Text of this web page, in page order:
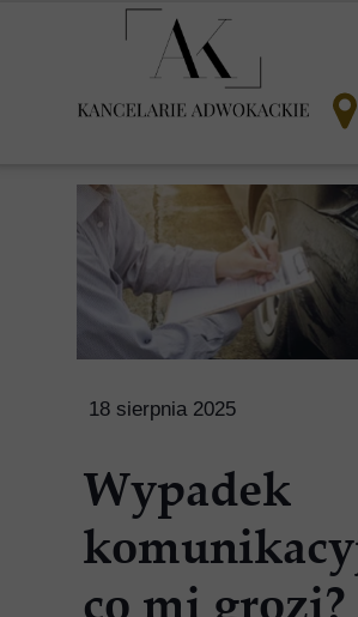
Wypadek
co mi grozi?
18 sierpnia 2025